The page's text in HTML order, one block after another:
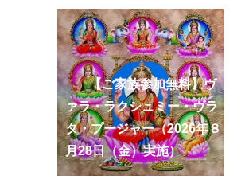
【ご家族参加無料】ア
ーディ・アマーヴァシャ
ー・プージャー（2026年８
月12日（水）実施）
【ご家族参加無料】ラ
クシュミー・クベーラ・マ
ンスリー・プージャー
（2026年８月12日（水）実
施）
【ご家族参加無料】ナ
ーガ・パンチャミー・プー
ジャー（2026年８月17日
（月）実施）
【ご家族参加無料】ヴ
ァラ・ラクシュミー・ヴラ
タ・プージャー（2026年８
月28日（金）実施）
【ご家族参加無料】サ
ンカタハラ・チャトゥルテ
ィー・プージャー（2026年
８月31日（月）実施）
【ご家族参加無料】クリシ
ュナ・ジャヤンティー・プ
ージャー（2026年９月４日
（金）実施）
【ご家族参加無料】ガ
ネーシャ・チャトゥルティ
ー・プージャー（2026年９
月14日（月）実施）
【ご家族参加無料】マ
ハーラクシュミー・ヴラ
タ・プージャー（2026年９
月19日（土）実施）
第220回グループ・ホ
ーマ（ナーガ・パンチャミ
ー、2026年８月17日（月）
実施）
第221回グループ・ホ
ーマ（ガーヤトリー・ジャ
ヤンティー、2026年８月28
日（金）実施）
アンナダーナ・プロジェク
ト（食事の奉仕）
ポストコロナ福祉活動支援
募金